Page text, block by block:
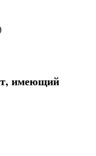
имеющий